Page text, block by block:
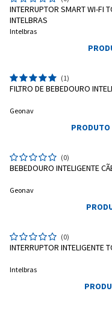
INTERRUPTOR SMART WI-FI
INTELBRAS
Intelbras
(1)
FILTRO DE BEBEDOURO
Geonav
(0)
BEBEDOURO INTELIGENTE
Geonav
(0)
INTERRUPTOR INTELIGENTE
Intelbras